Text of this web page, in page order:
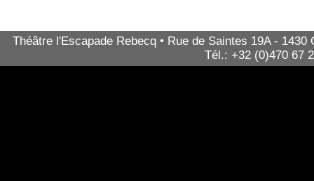
Théâtre l'Escapade Rebecq • Rue de Saintes 19A -
Tél.: +32 (0)470 67